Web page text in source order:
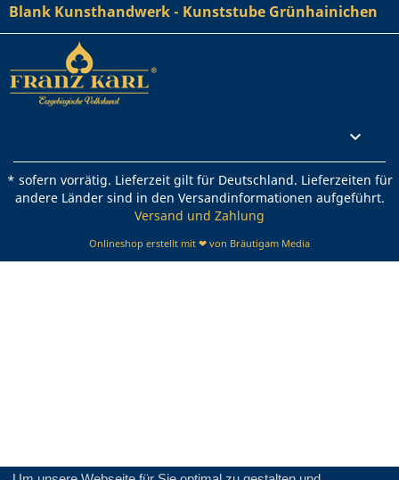
Blank Kunsthandwerk - Kunststube Grünhainichen

* sofern vorrätig. Lieferzeit gilt für Deutschland. Lieferzeiten für
andere Länder sind in den Versandinformationen aufgeführt.
Versand und Zahlung
Onlineshop erstellt mit ❤ von Bräutigam Media